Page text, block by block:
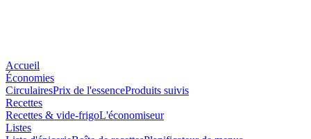
Accueil
Économies
CirculairesPrix de l'essenceProduits suivis
Recettes
Recettes & vide-frigoL'économiseur
Listes